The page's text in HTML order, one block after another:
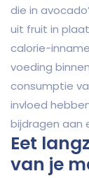
die in
uit fruit in
calorie-
voeding
consumptie
invloed
bijdragen aan
Eet
van je